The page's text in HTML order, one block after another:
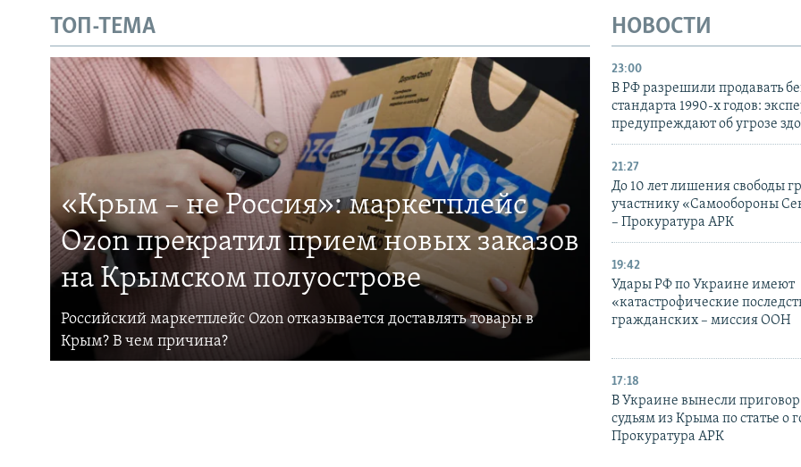
ТОП-ТЕМА
«Крым – не Россия»: маркетплейс
Ozon прекратил прием новых заказов
на Крымском полуострове
Российский маркетплейс Ozon отказывается доставлять товары в
Крым? В чем причина?
НОВОСТИ
23:00
В РФ разрешили продавать
стандарта 1990-х годов:
предупреждают об угрозе
21:27
До 10 лет лишения свободы
участнику «Самообороны
– Прокуратура АРК
19:42
Удары РФ по Украине имеют
«катастрофические
гражданских – миссия ООН
17:18
В Украине вынесли
судьям из Крыма по статье о
Прокуратура АРК